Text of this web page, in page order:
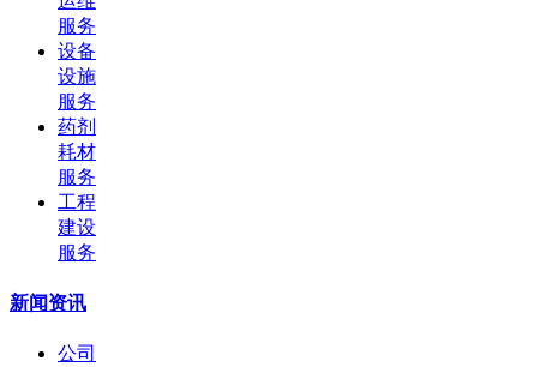
服务
设备
设施
服务
药剂
耗材
服务
工程
建设
服务
新闻资讯
公司